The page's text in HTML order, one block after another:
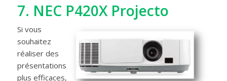
7. NEC P420X Projecto
Si vous
souhaitez
réaliser des
présentations
plus efficaces,